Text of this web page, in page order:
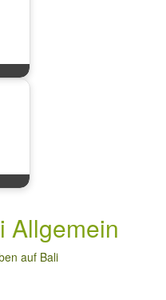
Allgemein
auf Bali